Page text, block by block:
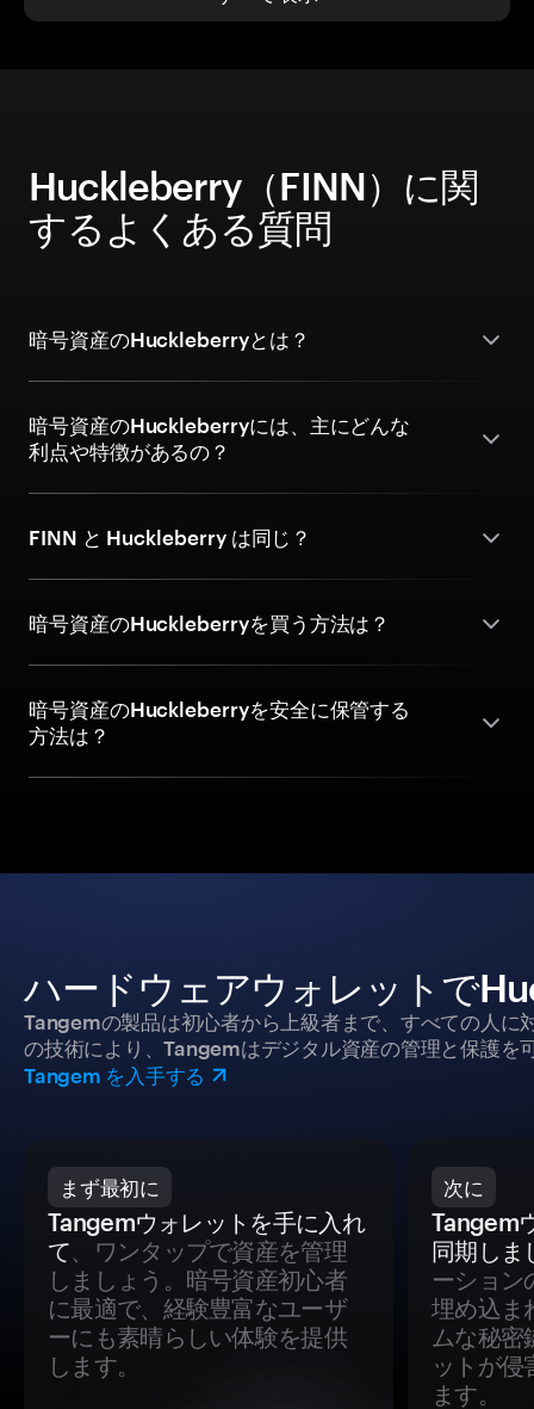
Huckleberry（FINN）に関
するよくある質問
暗号資産のHuckleberryとは？
暗号資産のHuckleberryには、主にどんな
利点や特徴があるの？
FINN と Huckleberry は同じ？
暗号資産のHuckleberryを買う方法は？
暗号資産のHuckleberryを安全に保管する
方法は？
ハードウェアウォレットで
Tangemの製品は初心者から上級者まで、すべての人に
の技術により、Tangemはデジタル資産の管理と保護を
Tangem を入手する
まず最初に
Tangemウォレットを手に入れ
て、ワンタップで資産を管理
しましょう。暗号資産初心者
に最適で、経験豊富なユーザ
ーにも素晴らしい体験を提供
します。
次に
Tangem
同期しま
ーション
埋め込ま
ムな秘密
ットが侵
ます。